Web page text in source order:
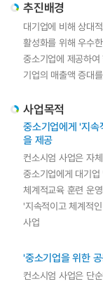
추진배경
대기업에 비해 상대
활성화를 위해 우수
중소기업에 제공하
기업의 매출액 증대
사업목적
중소기업에게 '지속
을 제공
컨소시엄 사업은 자
중소기업에게 대기
체계적교육 훈련 운
'지속적이고 체계적
사업
'중소기업을 위한
컨소시엄 사업은 단